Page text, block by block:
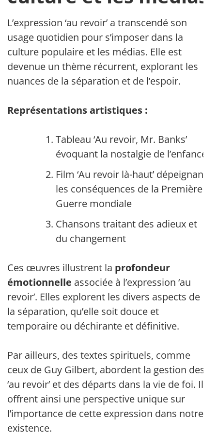
L’expression ‘au revoir’ a transcendé son
usage quotidien pour s’imposer dans la
culture populaire et les médias. Elle est
devenue un thème récurrent, explorant les
nuances de la séparation et de l’espoir.
Représentations artistiques :
Tableau ‘Au revoir, Mr. Banks’
évoquant la nostalgie de l’enfance
Film ‘Au revoir là-haut’ dépeignant
les conséquences de la Première
Guerre mondiale
Chansons traitant des adieux et
du changement
Ces œuvres illustrent la profondeur
émotionnelle associée à l’expression ‘au
revoir’. Elles explorent les divers aspects de
la séparation, qu’elle soit douce et
temporaire ou déchirante et définitive.
Par ailleurs, des textes spirituels, comme
ceux de Guy Gilbert, abordent la gestion des
‘au revoir’ et des départs dans la vie de foi. Ils
offrent ainsi une perspective unique sur
l’importance de cette expression dans notre
existence.